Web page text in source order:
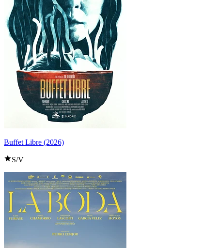
Buffet Libre (2026)
S/V